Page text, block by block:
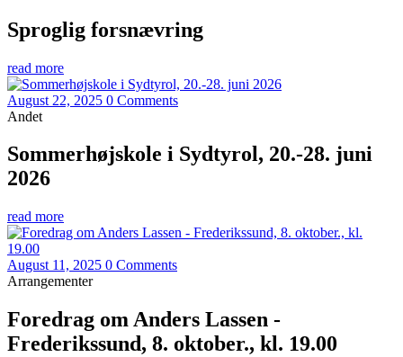
Sproglig forsnævring
read more
August 22, 2025 0 Comments
Andet
Sommerhøjskole i Sydtyrol, 20.-28. juni
2026
read more
August 11, 2025 0 Comments
Arrangementer
Foredrag om Anders Lassen -
Frederikssund, 8. oktober., kl. 19.00